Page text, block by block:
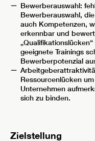
Bewerberauswahl:
Bewerberauswahl,
auch Kompetenzen,
erkennbar und
geeignete Trainings
Bewerberpotenzial
Ressourcenlücken
Unternehmen
sich zu binden.
Zielstellung